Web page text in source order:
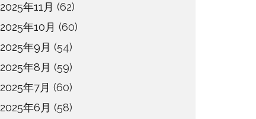
2025年11月 (62)
2025年10月 (60)
2025年9月 (54)
2025年8月 (59)
2025年7月 (60)
2025年6月 (58)